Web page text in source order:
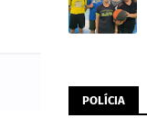
POLÍCIA